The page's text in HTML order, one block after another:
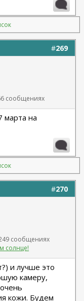
(в одну оп)
Арамян
липофилингом
и нити стояли
#269
сообщениях
марта на
#270
сообщениях
солнце!
и лучше это
камеру,
кожи. Будем